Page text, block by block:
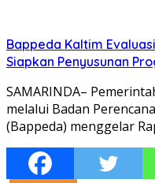
Bappeda Kaltim
Siapkan Penyusunan
SAMARINDA–
melalui Badan
(Bappeda) menggelar